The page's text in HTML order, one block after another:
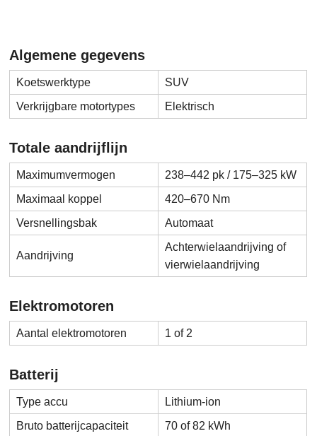
Algemene gegevens
Koetswerktype
SUV
Verkrijgbare motortypes
Elektrisch
Totale aandrijflijn
Maximumvermogen
238–442 pk / 175–325 kW
Maximaal koppel
420–670 Nm
Versnellingsbak
Automaat
Aandrijving
Achterwielaandrijving of
vierwielaandrijving
Elektromotoren
Aantal elektromotoren 1 of 2
Batterij
Type accu
Lithium-ion
Bruto batterijcapaciteit
70 of 82 kWh